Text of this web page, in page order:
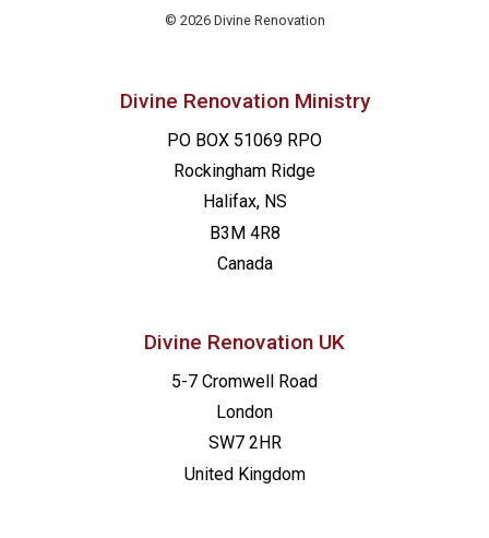
© 2026 Divine Renovation
Divine Renovation Ministry
PO BOX 51069 RPO
Rockingham Ridge
Halifax, NS
B3M 4R8
Canada
Divine Renovation UK
5-7 Cromwell Road
London
SW7 2HR
United Kingdom